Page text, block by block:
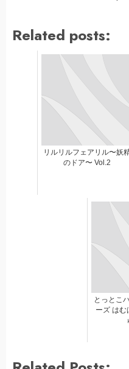
Related posts:
リルリルフェアリル〜妖
のドア〜 Vol.2
とっとこ
ーズ はむ